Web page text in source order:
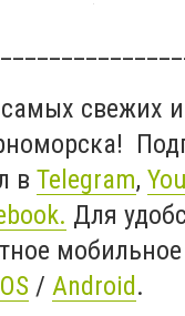
самых свежих
в Telegram,
. Для
мобильное
/ Android.